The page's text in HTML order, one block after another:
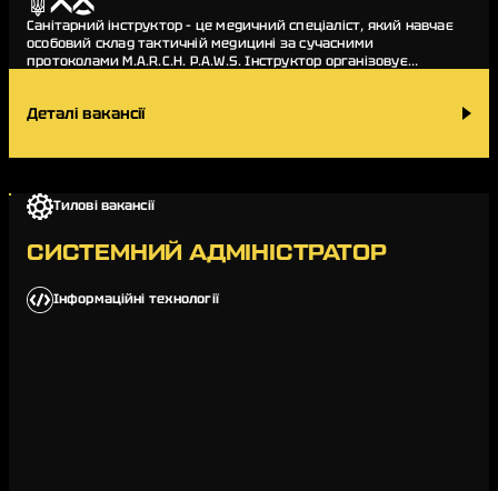
Санітарний інструктор – це медичний спеціаліст, який навчає
особовий склад тактичній медицині за сучасними
протоколами M.A.R.C.H. P.A.W.S. Інструктор організовує
Деталі вакансії
Тилові вакансії
СИСТЕМНИЙ АДМІНІСТРАТОР
Інформаційні технології